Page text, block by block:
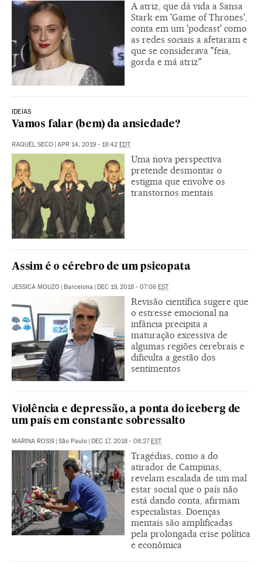
A atriz, que dá vida a Sansa
Stark em 'Game of Thrones',
conta em um 'podcast' como
as redes sociais a afetaram e
que se considerava "feia,
gorda e má atriz"
IDEIAS
Vamos falar (bem) da ansiedade?
RAQUEL SECO | APR 14, 2019 - 19:42 EDT
Uma nova perspectiva
pretende desmontar o
estigma que envolve os
transtornos mentais
Assim é o cérebro de um psicopata
JESSICA MOUZO | Barcelona | DEC 19, 2018 - 07:06 EST
Revisão científica sugere que
o estresse emocional na
infância precipita a
maturação excessiva de
algumas regiões cerebrais e
dificulta a gestão dos
sentimentos
Violência e depressão, a ponta do iceberg de
um país em constante sobressalto
MARINA ROSSI | São Paulo | DEC 17, 2018 - 08:27EST
Tragédias, como a do
atirador de Campinas,
revelam escalada de um mal
estar social que o país não
está dando conta, afirmam
especialistas. Doenças
mentais são amplificadas
pela prolongada crise política
e econômica